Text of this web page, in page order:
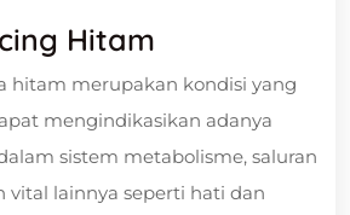
Hitam
hitam merupakan kondisi yang
mengindikasikan adanya
sistem metabolisme, saluran
vital lainnya seperti hati dan